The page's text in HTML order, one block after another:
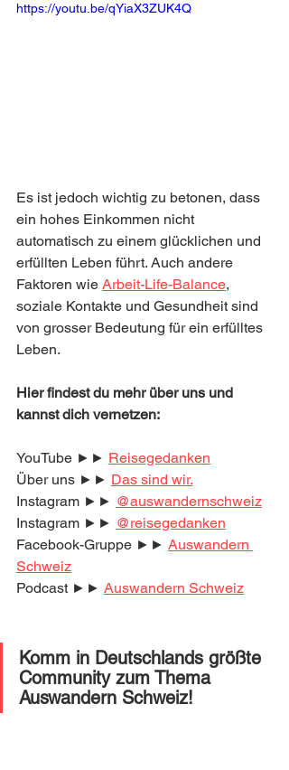
https://youtu.be/qYiaX3ZUK4Q
Es ist jedoch wichtig zu betonen, dass
ein hohes Einkommen nicht
automatisch zu einem glücklichen und
erfüllten Leben führt. Auch andere
Faktoren wie Arbeit-Life-Balance,
soziale Kontakte und Gesundheit sind
von grosser Bedeutung für ein erfülltes
Leben.
Hier findest du mehr über uns und
kannst dich vernetzen:
YouTube ►► Reisegedanken
Über uns ►► Das sind wir.
Instagram ►► @auswandernschweiz
Instagram ►► @reisegedanken
Facebook-Gruppe ►► Auswandern
Schweiz
Podcast ►► Auswandern Schweiz
Komm in Deutschlands größte
Community zum Thema
Auswandern Schweiz!